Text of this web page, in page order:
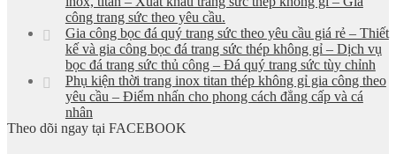
công trang sức theo yêu cầu.
Gia công bọc đá quý trang sức theo yêu cầu giá rẻ – Thiết
kế và gia công bọc đá trang sức thép không gỉ – Dịch vụ
bọc đá trang sức thủ công – Đá quý trang sức tùy chỉnh
Phụ kiện thời trang inox titan thép không gỉ gia công theo
yêu cầu – Điểm nhấn cho phong cách đẳng cấp và cá
nhân
Theo dõi ngay tại FACEBOOK